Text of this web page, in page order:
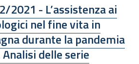
2021 - L’assistenza ai
nel fine vita in
durante la pandemia
Analisi delle serie